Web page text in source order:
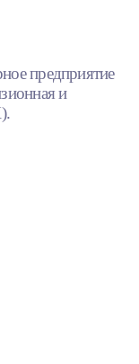
предприятие
и